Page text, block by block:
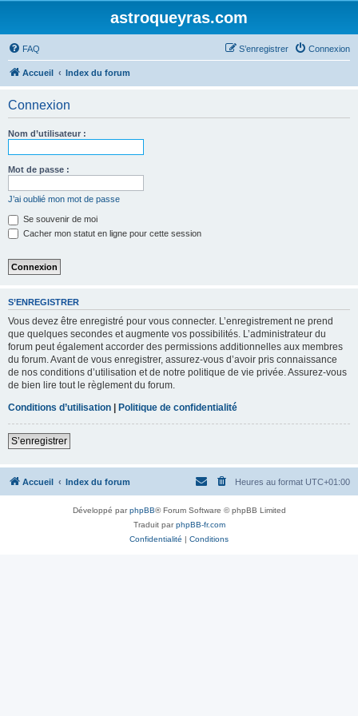
astroqueyras.com
FAQ Connexion
S’enregistrer
Accueil Index du forum
Connexion
Nom d’utilisateur :
Mot de passe :
J’ai oublié mon mot de passe
Se souvenir de moi
Cacher mon statut en ligne pour cette session
S’ENREGISTRER
Vous devez être enregistré pour vous connecter. L’enregistrement ne prend
que quelques secondes et augmente vos possibilités. L’administrateur du
forum peut également accorder des permissions additionnelles aux membres
du forum. Avant de vous enregistrer, assurez-vous d’avoir pris connaissance
de nos conditions d’utilisation et de notre politique de vie privée. Assurez-vous
de bien lire tout le règlement du forum.
Conditions d’utilisation | Politique de confidentialité
S’enregistrer
Accueil Index du forum Heures au format UTC+01:00
Développé parphpBB® Forum Software © phpBB Limited
Traduit parphpBB-fr.com
Confidentialité | Conditions